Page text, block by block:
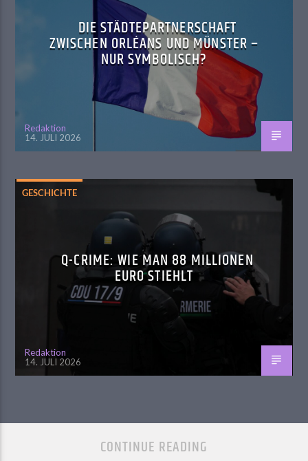
DIE STÄDTEPARTNERSCHAFT
ZWISCHEN ORLÉANS UND MÜNSTER –
NUR SYMBOLISCH?
Redaktion
14. JULI 2026
GESCHICHTE
Q-CRIME: WIE MAN 88 MILLIONEN
EURO STIEHLT
Redaktion
14. JULI 2026
CONTINUE READING